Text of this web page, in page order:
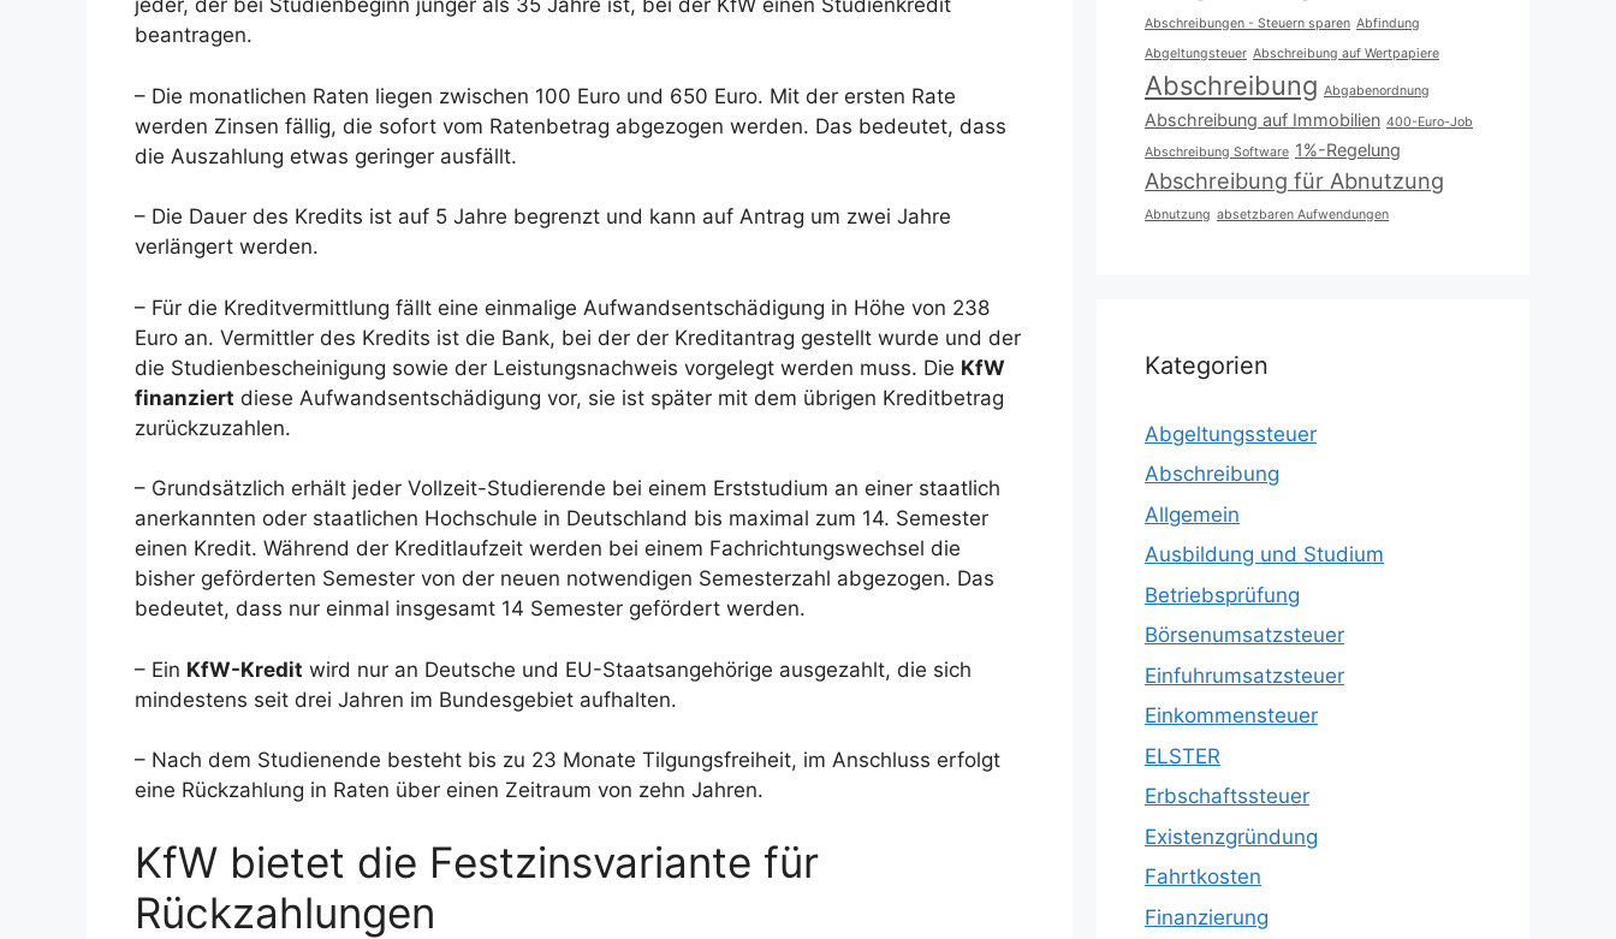
jeder, der bei Studienbeginn jünger als 35 Jahre ist, bei der KfW einen Studienkredit
beantragen.
– Die monatlichen Raten liegen zwischen 100 Euro und 650 Euro. Mit der ersten Rate
werden Zinsen fällig, die sofort vom Ratenbetrag abgezogen werden. Das bedeutet, dass
die Auszahlung etwas geringer ausfällt.
– Die Dauer des Kredits ist auf 5 Jahre begrenzt und kann auf Antrag um zwei Jahre
verlängert werden.
– Für die Kreditvermittlung fällt eine einmalige Aufwandsentschädigung in Höhe von 238
Euro an. Vermittler des Kredits ist die Bank, bei der der Kreditantrag gestellt wurde und der
die Studienbescheinigung sowie der Leistungsnachweis vorgelegt werden muss. Die KfW
finanziert diese Aufwandsentschädigung vor, sie ist später mit dem übrigen Kreditbetrag
zurückzuzahlen.
– Grundsätzlich erhält jeder Vollzeit-Studierende bei einem Erststudium an einer staatlich
anerkannten oder staatlichen Hochschule in Deutschland bis maximal zum 14. Semester
einen Kredit. Während der Kreditlaufzeit werden bei einem Fachrichtungswechsel die
bisher geförderten Semester von der neuen notwendigen Semesterzahl abgezogen. Das
bedeutet, dass nur einmal insgesamt 14 Semester gefördert werden.
– Ein KfW-Kredit wird nur an Deutsche und EU-Staatsangehörige ausgezahlt, die sich
mindestens seit drei Jahren im Bundesgebiet aufhalten.
– Nach dem Studienende besteht bis zu 23 Monate Tilgungsfreiheit, im Anschluss erfolgt
eine Rückzahlung in Raten über einen Zeitraum von zehn Jahren.
KfW bietet die Festzinsvariante für
Rückzahlungen
Abschreibungen - Steuern sparen Abfindung
Abgeltungsteuer Abschreibung auf Wertpapiere
Abschreibung Abgabenordnung
Abschreibung auf Immobilien 400-Euro-Job
Abschreibung Software 1%-Regelung
Abschreibung für Abnutzung
Abnutzung absetzbaren Aufwendungen
Kategorien
Abgeltungssteuer
Abschreibung
Allgemein
Ausbildung und Studium
Betriebsprüfung
Börsenumsatzsteuer
Einfuhrumsatzsteuer
Einkommensteuer
ELSTER
Erbschaftssteuer
Existenzgründung
Fahrtkosten
Finanzierung